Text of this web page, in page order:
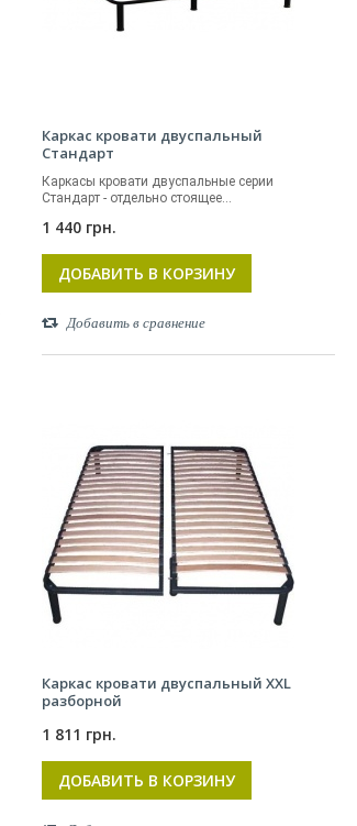
Каркас кровати двуспальный
Стандарт
Каркасы кровати двуспальные серии
Стандарт - отдельно стоящее...
1 440 грн.
ДОБАВИТЬ В КОРЗИНУ
Добавить в сравнение
Каркас кровати двуспальный XXL
разборной
1 811 грн.
ДОБАВИТЬ В КОРЗИНУ